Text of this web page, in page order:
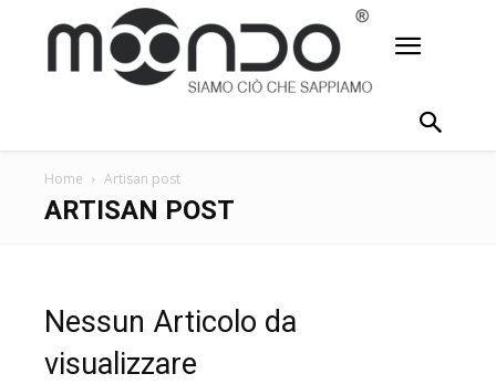
Home Artisan post
ARTISAN POST
Nessun Articolo da
visualizzare